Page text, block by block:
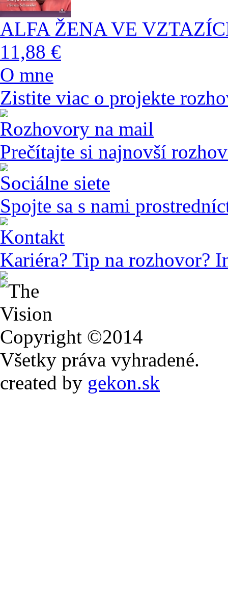
ALFA ŽENA VE
11,88 €
O mne
Zistite viac o projekte
Rozhovory na mail
Prečítajte si najnovší
Sociálne siete
Spojte sa s nami
Kontakt
Kariéra? Tip na rozhovor?
Copyright ©2014
Všetky práva vyhradené.
created by gekon.sk